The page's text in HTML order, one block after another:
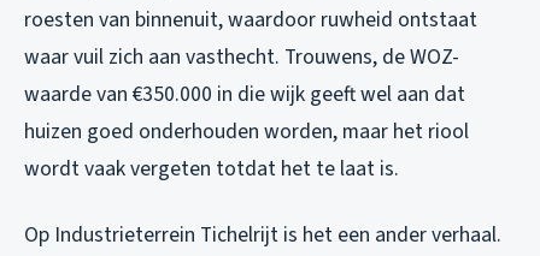
roesten van binnenuit, waardoor ruwheid ontstaat
waar vuil zich aan vasthecht. Trouwens, de WOZ-
waarde van €350.000 in die wijk geeft wel aan dat
huizen goed onderhouden worden, maar het riool
wordt vaak vergeten totdat het te laat is.
Op Industrieterrein Tichelrijt is het een ander verhaal.